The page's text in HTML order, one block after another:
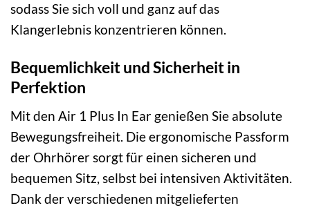
sodass Sie sich voll und ganz auf das
Klangerlebnis konzentrieren können.
Bequemlichkeit und Sicherheit in
Perfektion
Mit den Air 1 Plus In Ear genießen Sie absolute
Bewegungsfreiheit. Die ergonomische Passform
der Ohrhörer sorgt für einen sicheren und
bequemen Sitz, selbst bei intensiven Aktivitäten.
Dank der verschiedenen mitgelieferten